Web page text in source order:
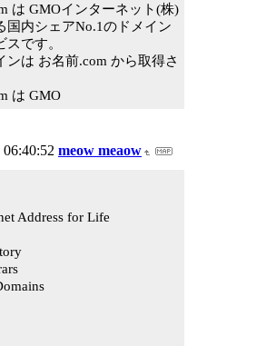
は GMOインターネット(株)
国内シェアNo.1のドメイン
です。
ンは お名前.com から取得さ
は GMO
06:40:52 meow meaow
Address for Life